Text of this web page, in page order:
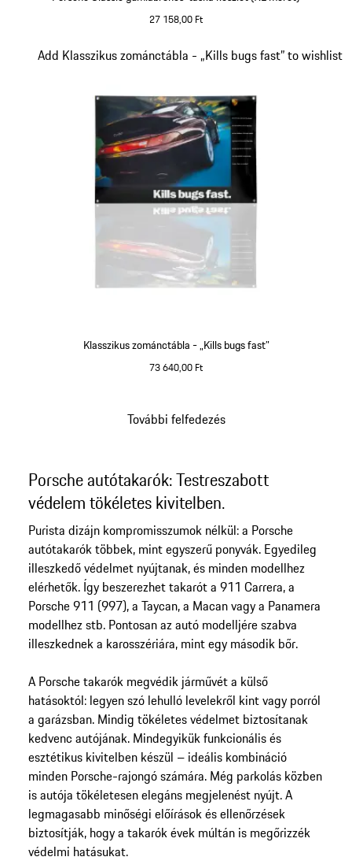
27 158,00 Ft
Klasszikus zománctábla - „Kills bugs fast”
73 640,00 Ft
Add Klasszikus zománctábla - „Kills bugs fast” to wishlist
Dia 5/5
További felfedezés
termékgaléria
elejére
Porsche autótakarók: Testreszabott
védelem tökéletes kivitelben.
Purista dizájn kompromisszumok nélkül: a Porsche
autótakarók többek, mint egyszerű ponyvák. Egyedileg
illeszkedő védelmet nyújtanak, és minden modellhez
elérhetők. Így beszerezhet takarót a 911 Carrera, a
Porsche 911 (997), a Taycan, a Macan vagy a Panamera
modellhez stb. Pontosan az autó modelljére szabva
illeszkednek a karosszériára, mint egy második bőr.
A Porsche takarók megvédik járművét a külső
hatásoktól: legyen szó lehulló levelekről kint vagy porról
a garázsban. Mindig tökéletes védelmet biztosítanak
kedvenc autójának. Mindegyikük funkcionális és
esztétikus kivitelben készül – ideális kombináció
minden Porsche-rajongó számára. Még parkolás közben
is autója tökéletesen elegáns megjelenést nyújt. A
legmagasabb minőségi előírások és ellenőrzések
biztosítják, hogy a takarók évek múltán is megőrizzék
védelmi hatásukat.